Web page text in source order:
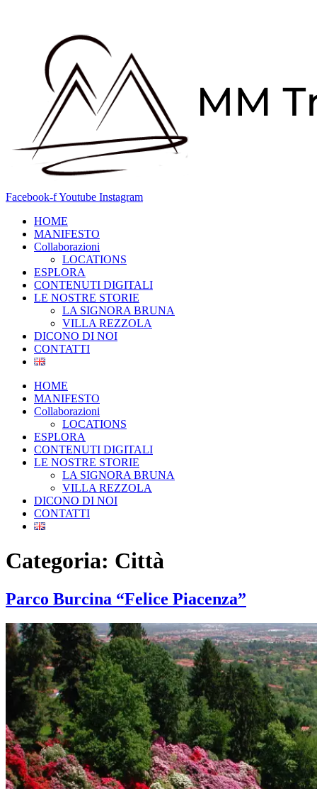
Facebook-fYoutube Instagram
HOME
MANIFESTO
Collaborazioni
LOCATIONS
ESPLORA
CONTENUTI DIGITALI
LE NOSTRE STORIE
LA SIGNORA BRUNA
VILLA REZZOLA
DICONO DI NOI
CONTATTI
HOME
MANIFESTO
Collaborazioni
LOCATIONS
ESPLORA
CONTENUTI DIGITALI
LE NOSTRE STORIE
LA SIGNORA BRUNA
VILLA REZZOLA
DICONO DI NOI
CONTATTI
Categoria: Città
Parco Burcina “Felice Piacenza”